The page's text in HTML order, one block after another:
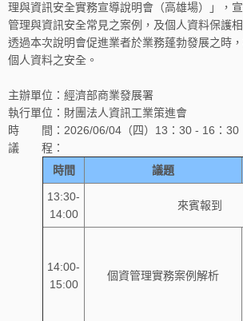
理與資訊安全實務宣導說明會（高雄場）」，
管理與資訊安全常見之案例，及個人資料保護
透過本次說明會促進業者於業務蓬勃發展之時
個人資料之安全。
主辦單位：經濟部商業發展署
執行單位：財團法人資訊工業策進會
時 間：2026/06/04（四）13：30 - 16：30
議 程：
時間
議題
13:30-
14:00
來賓報到
14:00-
15:00
個資管理實務案例解析